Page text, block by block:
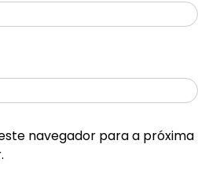
navegador para a próxima